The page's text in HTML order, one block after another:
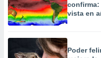
confirma:
vista en
Poder